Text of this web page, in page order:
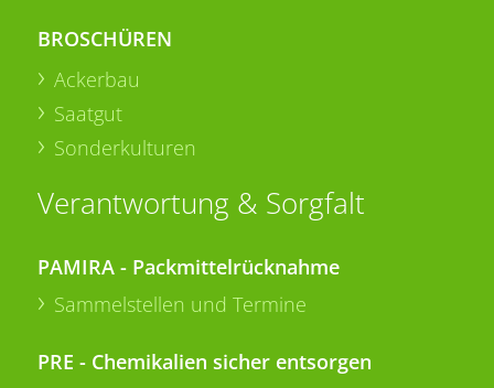
BROSCHÜREN
Ackerbau
Saatgut
Sonderkulturen
Verantwortung & Sorgfalt
PAMIRA - Packmittelrücknahme
Sammelstellen und Termine
PRE - Chemikalien sicher entsorgen